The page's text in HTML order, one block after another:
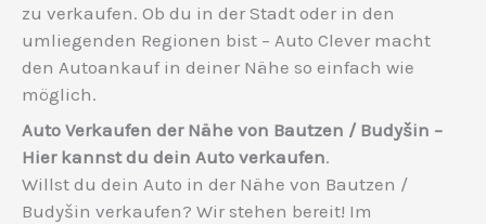
zu verkaufen. Ob du in der Stadt oder in den
umliegenden Regionen bist – Auto Clever macht
den Autoankauf in deiner Nähe so einfach wie
möglich.
Auto Verkaufen der Nähe von Bautzen / Budyšin –
Hier kannst du dein Auto verkaufen.
Willst du dein Auto in der Nähe von Bautzen /
Budyšin verkaufen? Wir stehen bereit! Im